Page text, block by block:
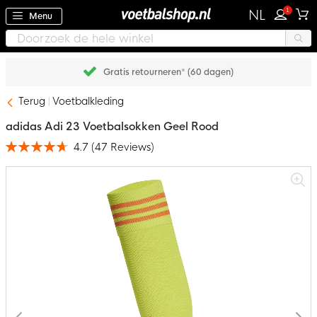
Menu NL 1
Gratis retourneren* (60 dagen)
Terug Voetbalkleding
adidas Adi 23 Voetbalsokken Geel Rood
Waardering: 4.7 (47 Reviews)